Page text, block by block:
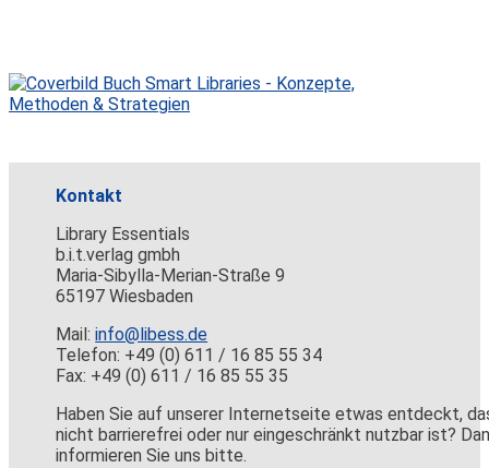
Kontakt
Library Essentials
b.i.t.verlag gmbh
Maria-Sibylla-Merian-Straße 9
65197 Wiesbaden
Mail:info@libess.de
Telefon: +49 (0) 611 / 16 85 55 34
Fax: +49 (0) 611 / 16 85 55 35
Haben Sie auf unserer Internetseite etwas entdeckt,
nicht barrierefrei oder nur eingeschränkt nutzbar ist?
informieren Sie uns bitte.